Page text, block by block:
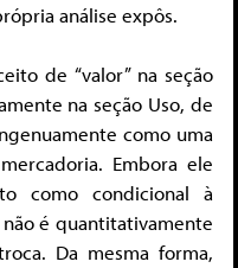
análise expôs.
de “valor” na seção
na seção Uso, de
como uma
Embora ele
como condicional à
é quantitativamente
Da mesma forma,